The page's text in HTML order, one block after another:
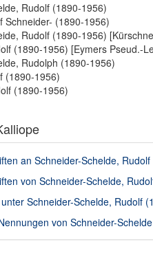
Rudolf (1890-1956)
Schneider- (1890-1956)
Rudolf (1890-1956)
(1890-1956) [Eymers Pseud.-
Rudolph (1890-1956)
(1890-1956)
(1890-1956)
an Schneider-Schelde,
von Schneider-Schelde,
Schneider-Schelde, Rudolf
von Schneider-